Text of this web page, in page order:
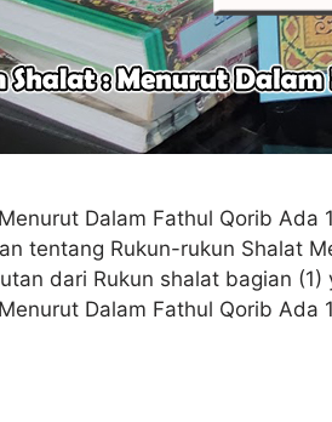
Dalam Fathul Qorib Ada
tentang Rukun-rukun Shalat
dari Rukun shalat bagian
Dalam Fathul Qorib